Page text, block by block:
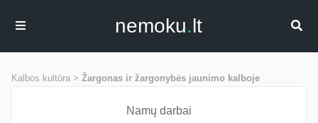
nemoku.lt
Kalbos kultūra > Žargonas ir žargonybės jaunimo kalboje
Namų darbai